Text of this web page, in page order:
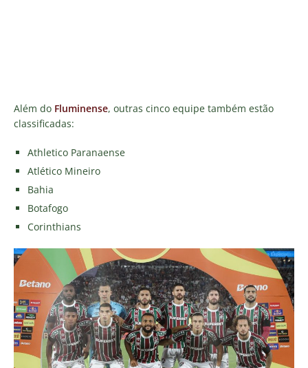
Além do Fluminense, outras cinco equipe também estão
classificadas:
Athletico Paranaense
Atlético Mineiro
Bahia
Botafogo
Corinthians